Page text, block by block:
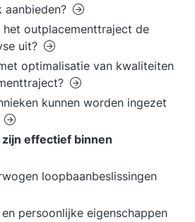
aanbieden?
het outplacementtraject de
uit?
optimalisatie van kwaliteiten
kunnen worden ingezet
effectief binnen
loopbaanbeslissingen
persoonlijke eigenschappen